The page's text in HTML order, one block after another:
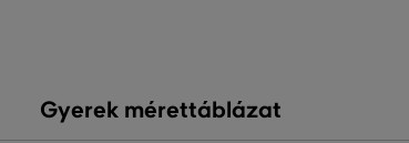
Gyerek mérettáblázat